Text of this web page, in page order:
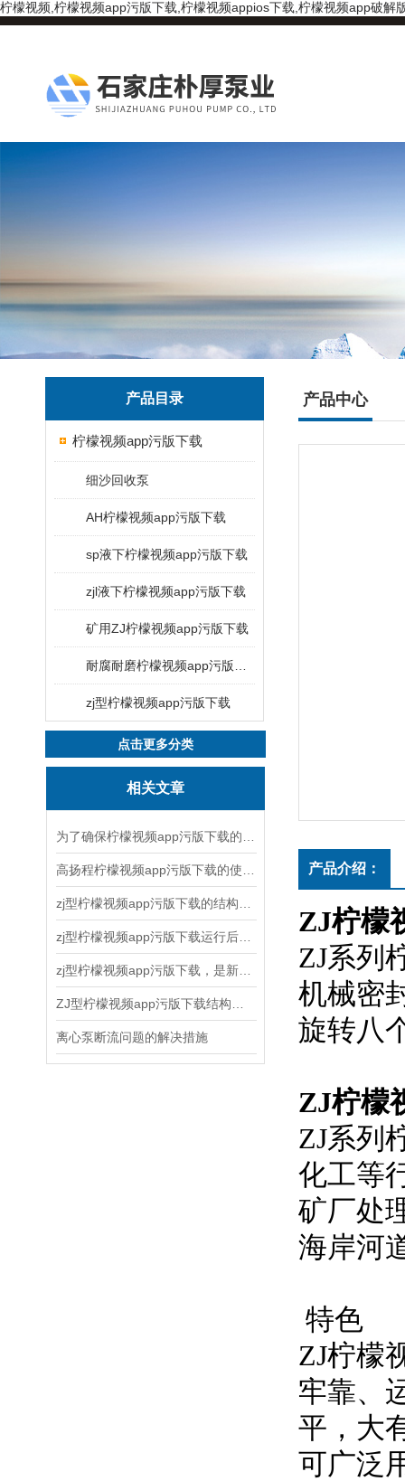
柠檬视频,柠檬视频app污版下载,柠檬视频appios下载,柠檬视频app破解
产品目录
柠檬视频app污版下载
细沙回收泵
AH柠檬视频app污版下载
sp液下柠檬视频app污版下载
zjl液下柠檬视频app污版下载
矿用ZJ柠檬视频app污版下载
zj型柠檬视频app污版下载
点击更多分类
相关文章
离心泵断流问题的解决措施
产品中心
产品介绍：
ZJ柠檬
ZJ系列
机械密
旋转八
ZJ柠檬
ZJ系列柠
化工等
矿厂处理
海岸河
特色
ZJ柠檬
牢靠
平，
可广泛用